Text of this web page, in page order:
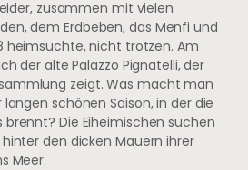
zusammen mit vielen
dem Erdbeben, das Menfi und
heimsuchte, nicht trotzen. Am
der alte Palazzo Pignatelli, der
zeigt. Was macht man
schönen Saison, in der die
Die Eiheimischen suchen
den dicken Mauern ihrer
Meer.